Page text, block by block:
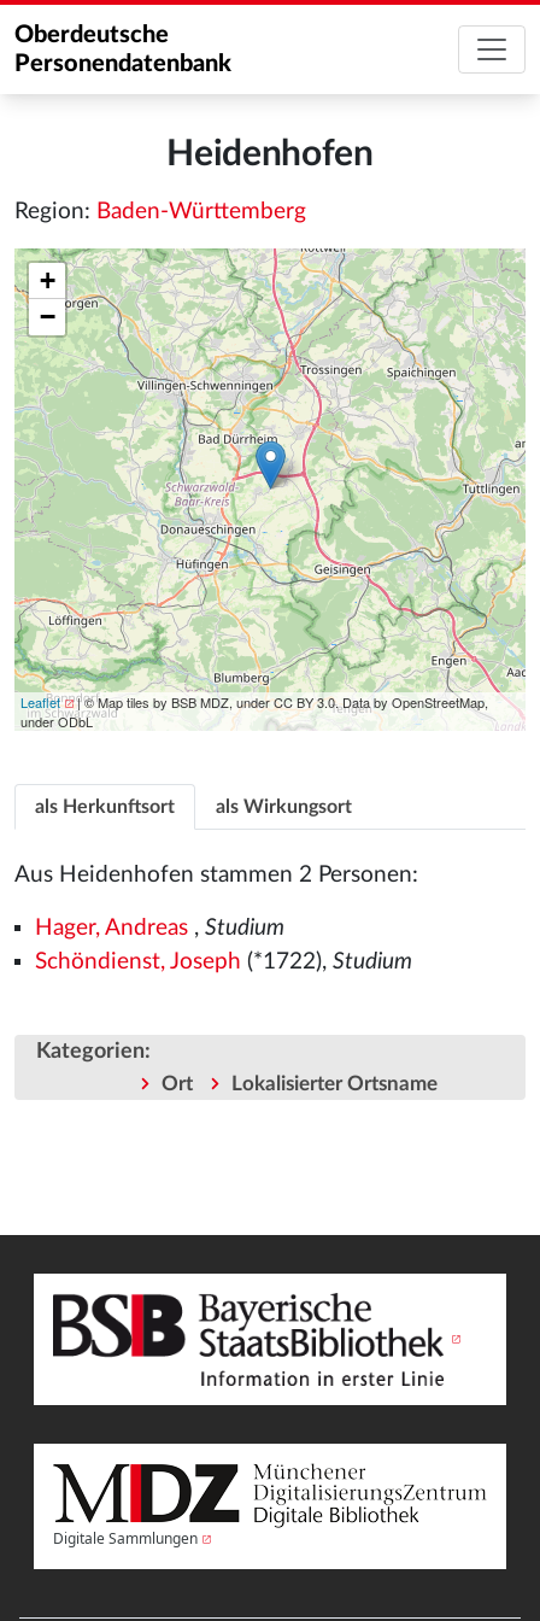
Oberdeutsche
Personendatenbank
Heidenhofen
Region: Baden-Württemberg
+
−
Leaflet
| © Map tiles by BSB MDZ, under CC BY 3.0. Data by OpenStreetMap,
under ODbL
als Herkunftsort als Wirkungsort
Aus Heidenhofen stammen 2 Personen:
Hager, Andreas, Studium
Schöndienst, Joseph (*1722), Studium
Kategorien:
Ort Lokalisierter Ortsname
Digitale Sammlungen